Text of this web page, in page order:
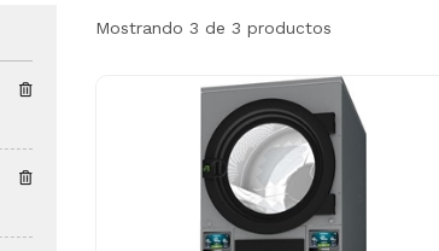
Mostrando 3 de 3 productos